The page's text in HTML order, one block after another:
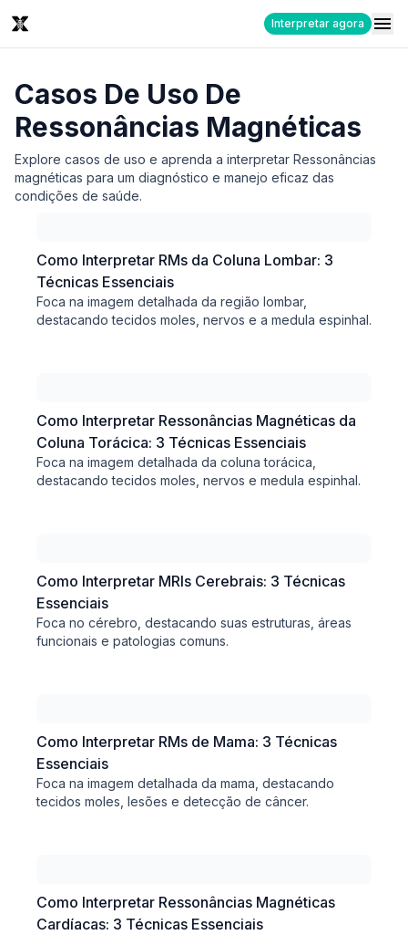
Interpretar agora
Casos De Uso De
Ressonâncias Magnéticas
Explore casos de uso e aprenda a interpretar Ressonâncias
magnéticas para um diagnóstico e manejo eficaz das
condições de saúde.
Como Interpretar RMs da Coluna Lombar: 3
Técnicas Essenciais
Foca na imagem detalhada da região lombar,
destacando tecidos moles, nervos e a medula espinhal.
Como Interpretar Ressonâncias Magnéticas da
Coluna Torácica: 3 Técnicas Essenciais
Foca na imagem detalhada da coluna torácica,
destacando tecidos moles, nervos e medula espinhal.
Como Interpretar MRIs Cerebrais: 3 Técnicas
Essenciais
Foca no cérebro, destacando suas estruturas, áreas
funcionais e patologias comuns.
Como Interpretar RMs de Mama: 3 Técnicas
Essenciais
Foca na imagem detalhada da mama, destacando
tecidos moles, lesões e detecção de câncer.
Como Interpretar Ressonâncias Magnéticas
Cardíacas: 3 Técnicas Essenciais